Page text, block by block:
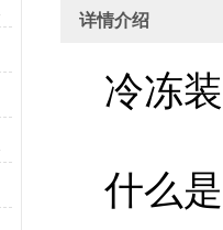
详情介绍
冷冻装
什么是